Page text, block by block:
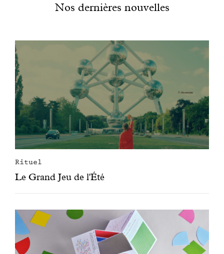
Nos dernières nouvelles
Rituel
Le Grand Jeu de l'Été